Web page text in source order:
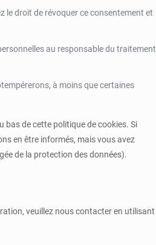
le droit de révoquer ce consentement et
au responsable du traitement
à moins que certaines
bas de cette politique de cookies. Si
en être informés, mais vous avez
de la protection des données).
veuillez nous contacter en utilisant